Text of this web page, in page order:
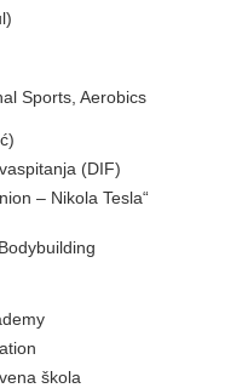
Sports, Aerobics
(DIF)
– Nikola Tesla“
škola